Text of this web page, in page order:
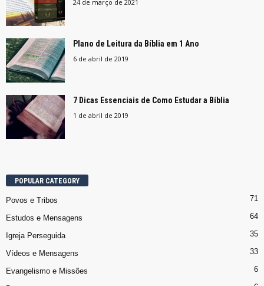
24 de março de 2021
Plano de Leitura da Bíblia em 1 Ano
6 de abril de 2019
7 Dicas Essenciais de Como Estudar a Bíblia
1 de abril de 2019
POPULAR CATEGORY
Povos e Tribos 71
Estudos e Mensagens 64
Igreja Perseguida 35
Vídeos e Mensagens 33
Evangelismo e Missões 6